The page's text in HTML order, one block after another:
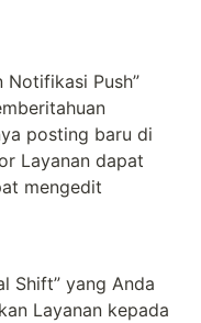
Notifikasi Push”
posting baru di
Layanan dapat
mengedit
Shift” yang Anda
Layanan kepada